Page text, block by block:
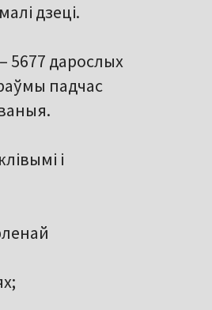
дзеці.
5677 дарослых
падчас
і